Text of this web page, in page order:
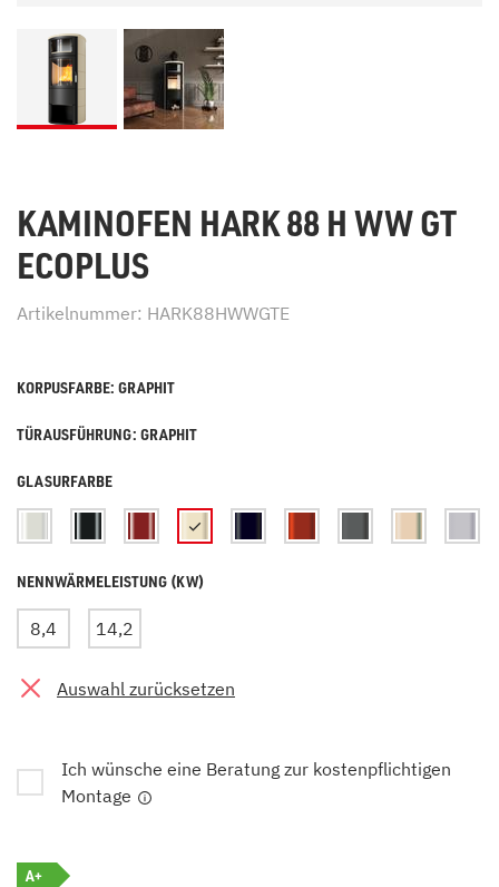
KAMINOFEN HARK 88 H WW GT
ECOPLUS
Artikelnummer: HARK88HWWGTE
KORPUSFARBE: GRAPHIT
TÜRAUSFÜHRUNG: GRAPHIT
GLASURFARBE
NENNWÄRMELEISTUNG (KW)
8,4 14,2
Auswahl zurücksetzen
Ich wünsche eine Beratung zur kostenpflichtigen
Montage
A+